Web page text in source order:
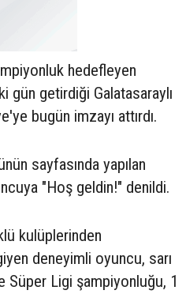
hedefleyen
gün getirdiği Galatasaraylı
bugün imzayı attırdı.
sayfasında yapılan
"Hoş geldin!" denildi.
kulüplerinden
deneyimli oyuncu, sarı
Süper Ligi şampiyonluğu, 1